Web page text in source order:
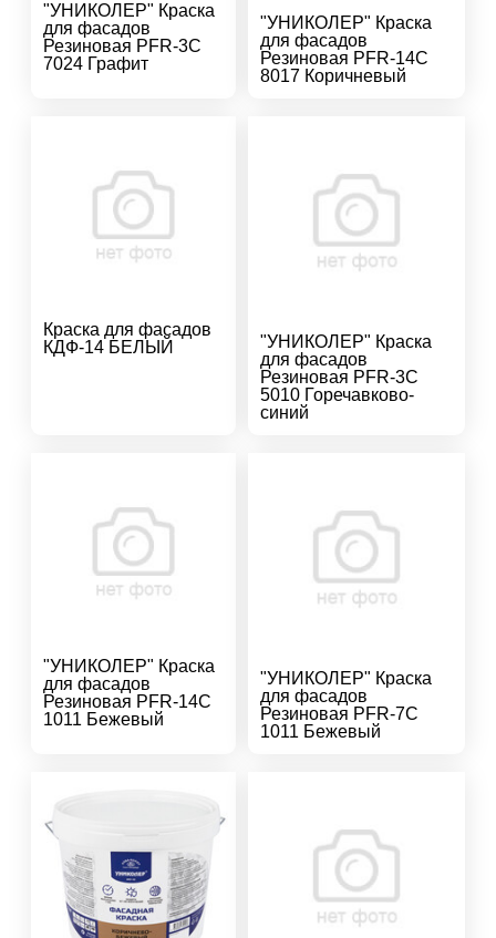
"УНИКОЛЕР" Краска
для фасадов
Резиновая PFR-3C
7024 Графит
"УНИКОЛЕР" Краска
для фасадов
Резиновая PFR-14C
8017 Коричневый
Краска для фасадов
КДФ-14 БЕЛЫЙ
"УНИКОЛЕР" Краска
для фасадов
Резиновая PFR-3C
5010 Горечавково-
синий
"УНИКОЛЕР" Краска
для фасадов
Резиновая PFR-14C
1011 Бежевый
"УНИКОЛЕР" Краска
для фасадов
Резиновая PFR-7C
1011 Бежевый